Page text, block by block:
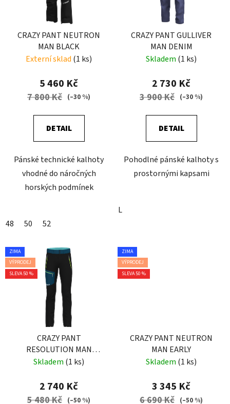
CRAZY PANT NEUTRON
MAN BLACK
Externí sklad (1 ks)
5 460 Kč
7 800 Kč (–30 %)
DETAIL
Pánské technické kalhoty
vhodné do náročných
horských podmínek
48 50 52
CRAZY PANT GULLIVER
MAN DENIM
Skladem (1 ks)
2 730 Kč
3 900 Kč (–30 %)
DETAIL
Pohodlné pánské kalhoty s
prostornými kapsami
L
ZIMA
VÝPRODEJ
SLEVA 50 %
CRAZY PANT
RESOLUTION MAN
EARLY-BLACK
Skladem (1 ks)
2 740 Kč
5 480 Kč (–50 %)
ZIMA
VÝPRODEJ
SLEVA 50 %
CRAZY PANT NEUTRON
MAN EARLY
Skladem (1 ks)
3 345 Kč
6 690 Kč (–50 %)